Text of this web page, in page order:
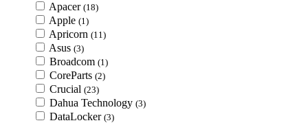
Apacer (18)
Apple (1)
Apricorn (11)
Asus (3)
Broadcom (1)
CoreParts (2)
Crucial (23)
Dahua Technology (3)
DataLocker (3)